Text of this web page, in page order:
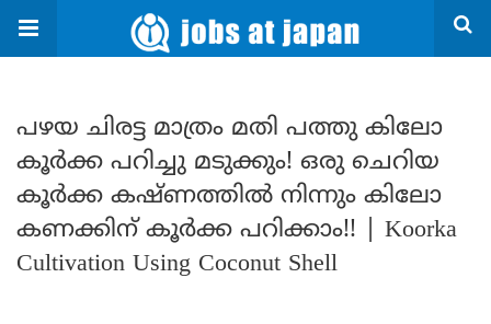
പഴയ ചിരട്ട മാത്രം മതി പത്തു കിലോ
കൂർക്ക പറിച്ചു മടുക്കും! ഒരു ചെറിയ
കൂർക്ക കഷ്ണത്തിൽ നിന്നും കിലോ
കണക്കിന് കൂർക്ക പറിക്കാം!! | Koorka
Cultivation Using Coconut Shell